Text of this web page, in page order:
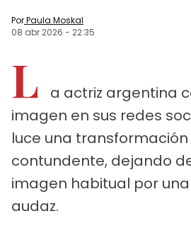
PorPaula Moskal
08 abr 2026 - 22:35
L
a actriz argentina
imagen en sus redes
luce una
contundente, dejando
imagen habitual por
audaz.